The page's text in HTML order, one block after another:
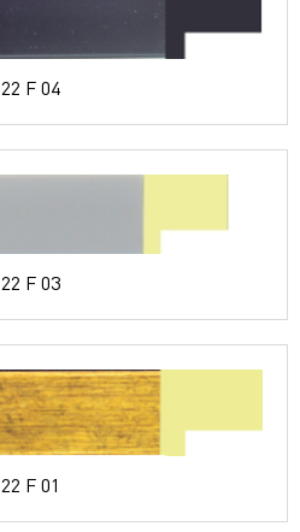
22 F 04
22 F 03
22 F 01